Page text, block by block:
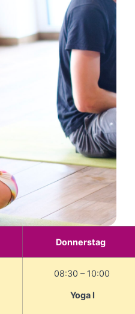
Donnerstag
08:30 – 10:00
Yoga I